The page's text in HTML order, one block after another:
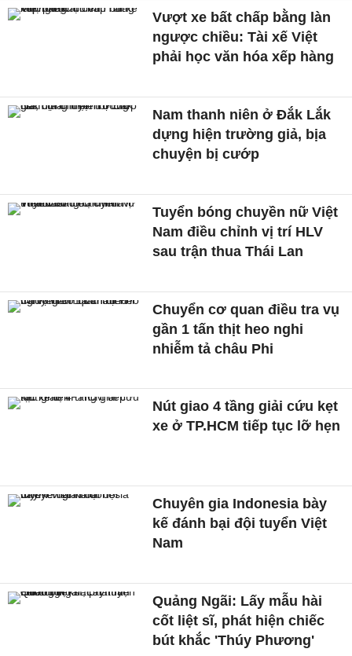
Vượt xe bất chấp bằng làn
ngược chiều: Tài xế Việt
phải học văn hóa xếp hàng
Nam thanh niên ở Đắk Lắk
dựng hiện trường giả, bịa
chuyện bị cướp
Tuyển bóng chuyền nữ Việt
Nam điều chỉnh vị trí HLV
sau trận thua Thái Lan
Chuyển cơ quan điều tra vụ
gần 1 tấn thịt heo nghi
nhiễm tả châu Phi
Nút giao 4 tầng giải cứu kẹt
xe ở TP.HCM tiếp tục lỡ hẹn
Chuyên gia Indonesia bày
kế đánh bại đội tuyển Việt
Nam
Quảng Ngãi: Lấy mẫu hài
cốt liệt sĩ, phát hiện chiếc
bút khắc 'Thúy Phương'